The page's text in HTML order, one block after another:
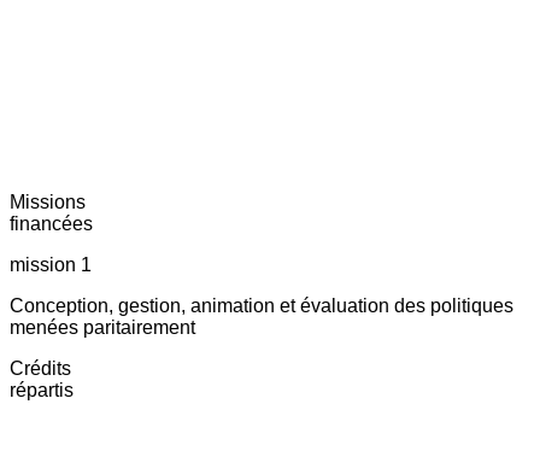
Missions
financées
mission 1
Conception, gestion, animation et évaluation des politiques
menées paritairement
Crédits
répartis